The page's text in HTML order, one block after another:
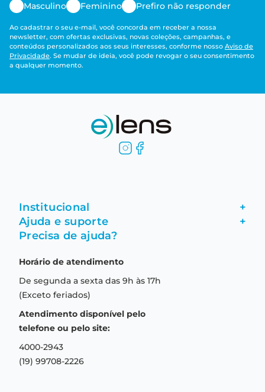
Masculino Feminino Prefiro não responder
Ao cadastrar o seu e-mail, você concorda em receber a nossa
newsletter, com ofertas exclusivas, novas coleções, campanhas, e
conteúdos personalizados aos seus interesses, conforme nosso Aviso de
Privacidade. Se mudar de ideia, você pode revogar o seu consentimento
a qualquer momento.
Institucional +
Fale conosco
Formas de pagamento
Aviso de privacidade
Termos e condições de uso
Ajuda e suporte +
Garantia
Troca e devolução
Central de relacionamento
Precisa de ajuda?
Horário de atendimento
De segunda a sexta das 9h às 17h
(Exceto feriados)
Atendimento disponível pelo
telefone ou pelo site:
4000-2943
(19) 99708-2226